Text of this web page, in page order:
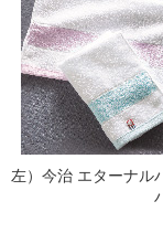
左）今治 エターナル